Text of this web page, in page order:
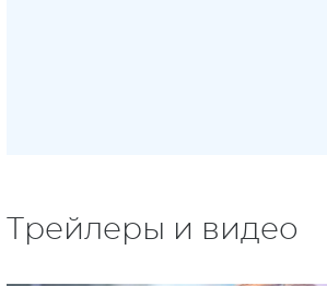
Трейлеры и видео